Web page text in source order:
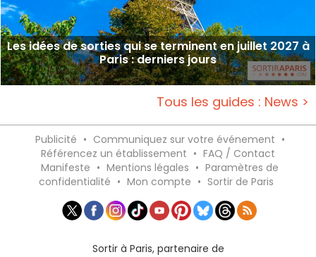
Les idées de sorties qui se terminent en juillet 2027 à
Paris : derniers jours
Tous les guides : News >
Publicité • Communiquez sur votre événement •
Référencez un établissement • FAQ / Contact
Manifeste • Mentions légales • Paramètres de
confidentialité • Mon compte • Sortir de Paris
Sortir à Paris, partenaire de